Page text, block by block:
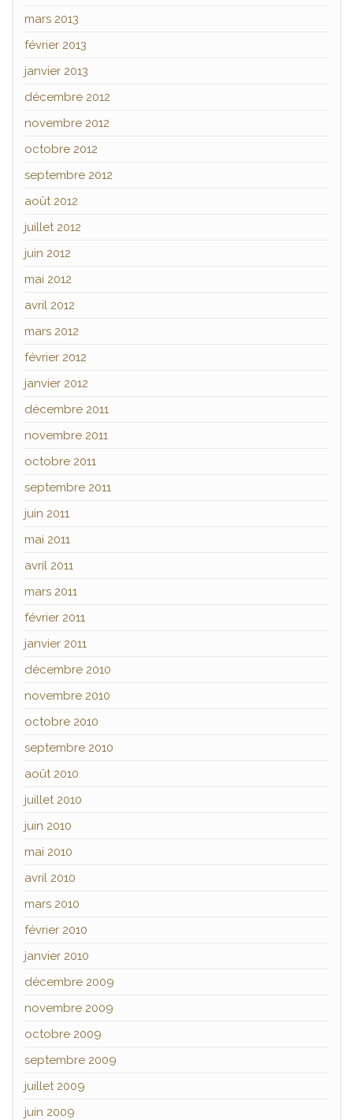
mars 2013
février 2013
janvier 2013
décembre 2012
novembre 2012
octobre 2012
septembre 2012
août 2012
juillet 2012
juin 2012
mai 2012
avril 2012
mars 2012
février 2012
janvier 2012
décembre 2011
novembre 2011
octobre 2011
septembre 2011
juin 2011
mai 2011
avril 2011
mars 2011
février 2011
janvier 2011
décembre 2010
novembre 2010
octobre 2010
septembre 2010
août 2010
juillet 2010
juin 2010
mai 2010
avril 2010
mars 2010
février 2010
janvier 2010
décembre 2009
novembre 2009
octobre 2009
septembre 2009
juillet 2009
juin 2009